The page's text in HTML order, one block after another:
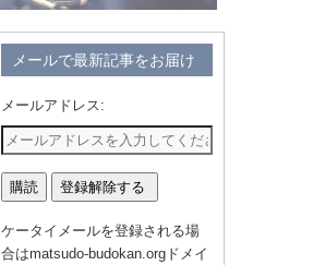
メールで最新記事をお届け
メールアドレス:
ケータイメールを登録される場
合はmatsudo-budokan.orgドメイ